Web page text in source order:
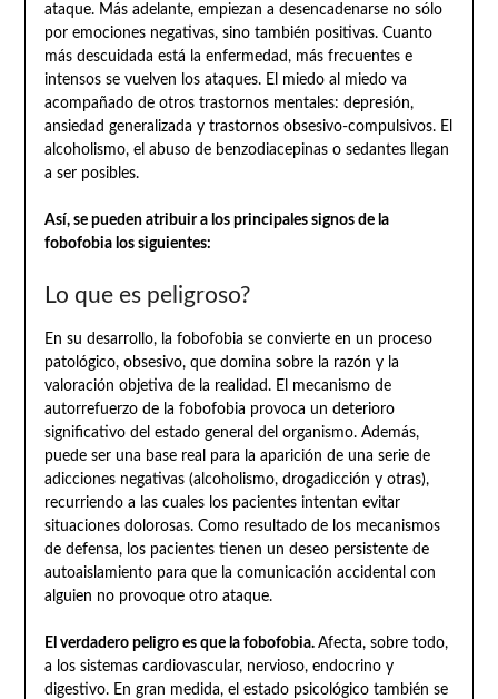
ataque. Más adelante, empiezan a desencadenarse no sólo
por emociones negativas, sino también positivas. Cuanto
más descuidada está la enfermedad, más frecuentes e
intensos se vuelven los ataques. El miedo al miedo va
acompañado de otros trastornos mentales: depresión,
ansiedad generalizada y trastornos obsesivo-compulsivos. El
alcoholismo, el abuso de benzodiacepinas o sedantes llegan
a ser posibles.
Así, se pueden atribuir a los principales signos de la
fobofobia los siguientes:
Lo que es peligroso?
En su desarrollo, la fobofobia se convierte en un proceso
patológico, obsesivo, que domina sobre la razón y la
valoración objetiva de la realidad. El mecanismo de
autorrefuerzo de la fobofobia provoca un deterioro
significativo del estado general del organismo. Además,
puede ser una base real para la aparición de una serie de
adicciones negativas (alcoholismo, drogadicción y otras),
recurriendo a las cuales los pacientes intentan evitar
situaciones dolorosas. Como resultado de los mecanismos
de defensa, los pacientes tienen un deseo persistente de
autoaislamiento para que la comunicación accidental con
alguien no provoque otro ataque.
El verdadero peligro es que la fobofobia. Afecta, sobre todo,
a los sistemas cardiovascular, nervioso, endocrino y
digestivo. En gran medida, el estado psicológico también se